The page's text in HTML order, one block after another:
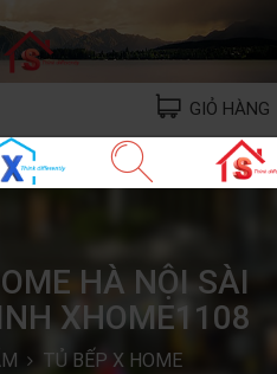
GIỎ HÀNG
HÀ NỘI SÀI
XHOME1108
TỦ BẾP X HOME